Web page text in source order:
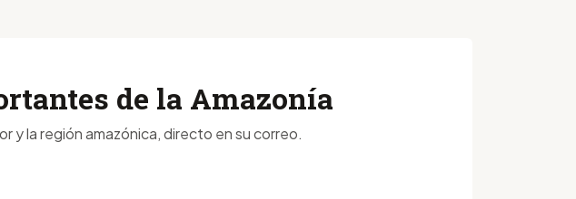
de la Amazonía
y la región amazónica, directo en su correo.